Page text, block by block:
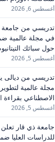
أغسطس 6, 2026
تدريسي من جامعة
في مجلة عالمية
حول سبائك
أغسطس 5, 2026
تدريسي من ديالى
مجلة عالمية لتطوير
الاصطناعي بقراءة
أغسطس 5, 2026
جامعة ذي قار
للدراسات العليا